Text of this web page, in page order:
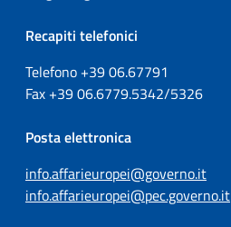
Recapiti telefonici
Telefono +3906.67791
Fax +3906.6779.5342/5326
Posta elettronica
info.affarieuropei@governo.it
info.affarieuropei@pec.governo.it